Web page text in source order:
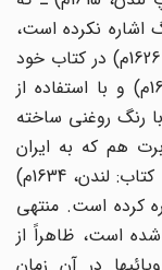
نکرده است،
اما فرانسیس بیکُن (Francis Bacon؛ 1561ـ 1626م) در کتاب خود
لندن، 1627م) و با استفاده از
رنگ روغنی ساخته
هم که به ایران
آمده بود (میان سالهای 1627 تا 1629م؛ چاپ کتاب: لندن، 1634م)
کرده است. منتهی
است، ظاهراً از